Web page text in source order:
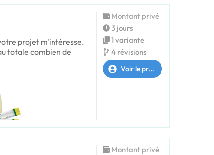
projet m'intéresse.
totale combien de
Montant privé
3 jours
1 variante
4 révisions
Voir le profil
Montant privé